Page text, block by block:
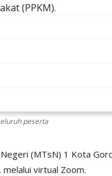
(PPKM).
peserta
(MTsN) 1 Kota
virtual Zoom.